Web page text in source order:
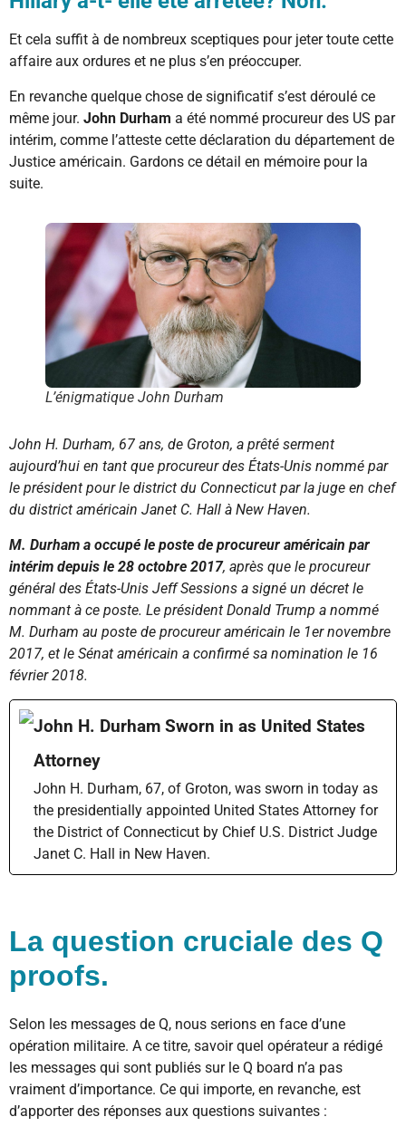
Et cela suffit à de nombreux sceptiques pour jeter toute cette
affaire aux ordures et ne plus s’en préoccuper.
En revanche quelque chose de significatif s’est déroulé ce
même jour. John Durham a été nommé procureur des US par
intérim, comme l’atteste cette déclaration du département de
Justice américain. Gardons ce détail en mémoire pour la
suite.
L’énigmatique John Durham
John H. Durham, 67 ans, de Groton, a prêté serment
aujourd’hui en tant que procureur des États-Unis nommé par
le président pour le district du Connecticut par la juge en chef
du district américain Janet C. Hall à New Haven.
M. Durham a occupé le poste de procureur américain par
intérim depuis le 28 octobre 2017, après que le procureur
général des États-Unis Jeff Sessions a signé un décret le
nommant à ce poste. Le président Donald Trump a nommé
M. Durham au poste de procureur américain le 1er novembre
2017, et le Sénat américain a confirmé sa nomination le 16
février 2018.
John H. Durham Sworn in as United States
Attorney
John H. Durham, 67, of Groton, was sworn in today as
the presidentially appointed United States Attorney for
the District of Connecticut by Chief U.S. District Judge
Janet C. Hall in New Haven.
La question cruciale des Q
proofs.
Selon les messages de Q, nous serions en face d’une
opération militaire. A ce titre, savoir quel opérateur a rédigé
les messages qui sont publiés sur le Q board n’a pas
vraiment d’importance. Ce qui importe, en revanche, est
d’apporter des réponses aux questions suivantes :